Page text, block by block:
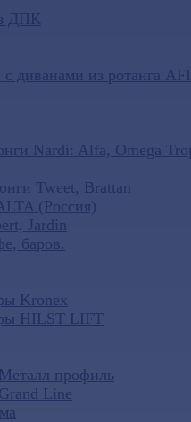
ДПК
диванами из ротанга
Nardi: Alfa, Omega
Tweet, Brattan
(Россия)
Jardin
баров.
Kronex
HILST LIFT
профиль
Line